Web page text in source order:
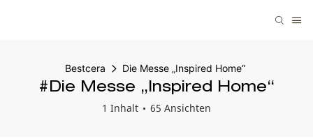
Bestcera Die Messe „Inspired Home“
#Die Messe „Inspired Home“
1 Inhalt 65 Ansichten